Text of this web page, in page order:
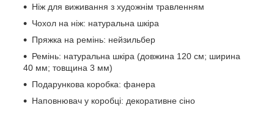
Ніж для виживання з художнім травленням
Чохол на ніж: натуральна шкіра
Пряжка на ремінь: нейзильбер
Ремінь: натуральна шкіра (довжина 120 см; ширина
40 мм; товщина 3 мм)
Подарункова коробка: фанера
Наповнювач у коробці: декоративне сіно